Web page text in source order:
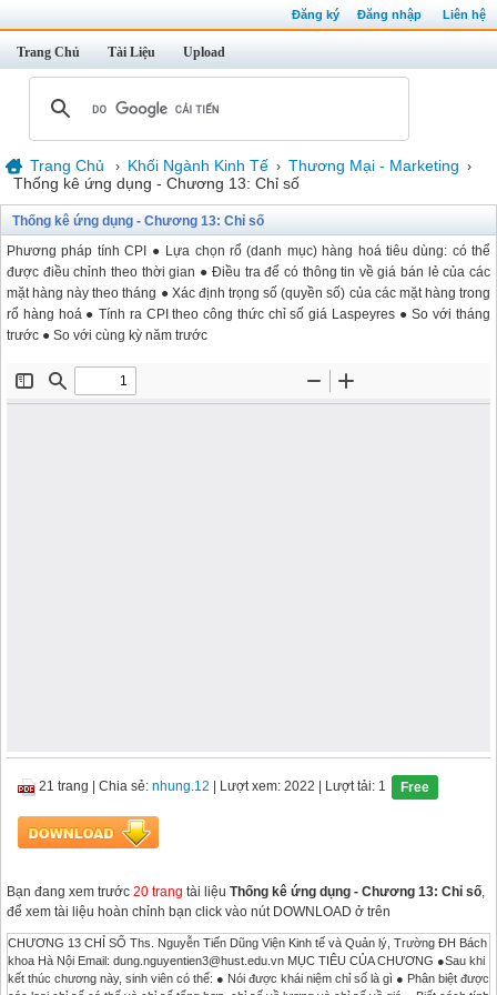
Đăng ký Đăng nhập Liên hệ
Trang Chủ Tài Liệu Upload
Trang Chủ › Khối Ngành Kinh Tế › Thương Mại - Marketing ›
Thống kê ứng dụng - Chương 13: Chỉ số
Thống kê ứng dụng - Chương 13: Chỉ số
Phương pháp tính CPI ● Lựa chọn rổ (danh mục) hàng hoá tiêu dùng: có thể
được điều chỉnh theo thời gian ● Điều tra để có thông tin về giá bán lẻ của các
mặt hàng này theo tháng ● Xác định trọng số (quyền số) của các mặt hàng trong
rổ hàng hoá ● Tính ra CPI theo công thức chỉ số giá Laspeyres ● So với tháng
trước ● So với cùng kỳ năm trước
21 trang Chia sẻ: nhung.12 | Lượt xem: 2022 | Lượt tải: 1 Free
Bạn đang xem trước 20 trang tài liệu Thống kê ứng dụng - Chương 13: Chỉ số,
để xem tài liệu hoàn chỉnh bạn click vào nút DOWNLOAD ở trên
CHƯƠNG 13 CHỈ SỐ Ths. Nguyễn Tiến Dũng Viện Kinh tế và Quản lý, Trường ĐH Bách
khoa Hà Nội Email: dung.nguyentien3@hust.edu.vn MỤC TIÊU CỦA CHƯƠNG ●Sau khi
kết thúc chương này, sinh viên có thể: ● Nói được khái niệm chỉ số là gì ● Phân biệt được